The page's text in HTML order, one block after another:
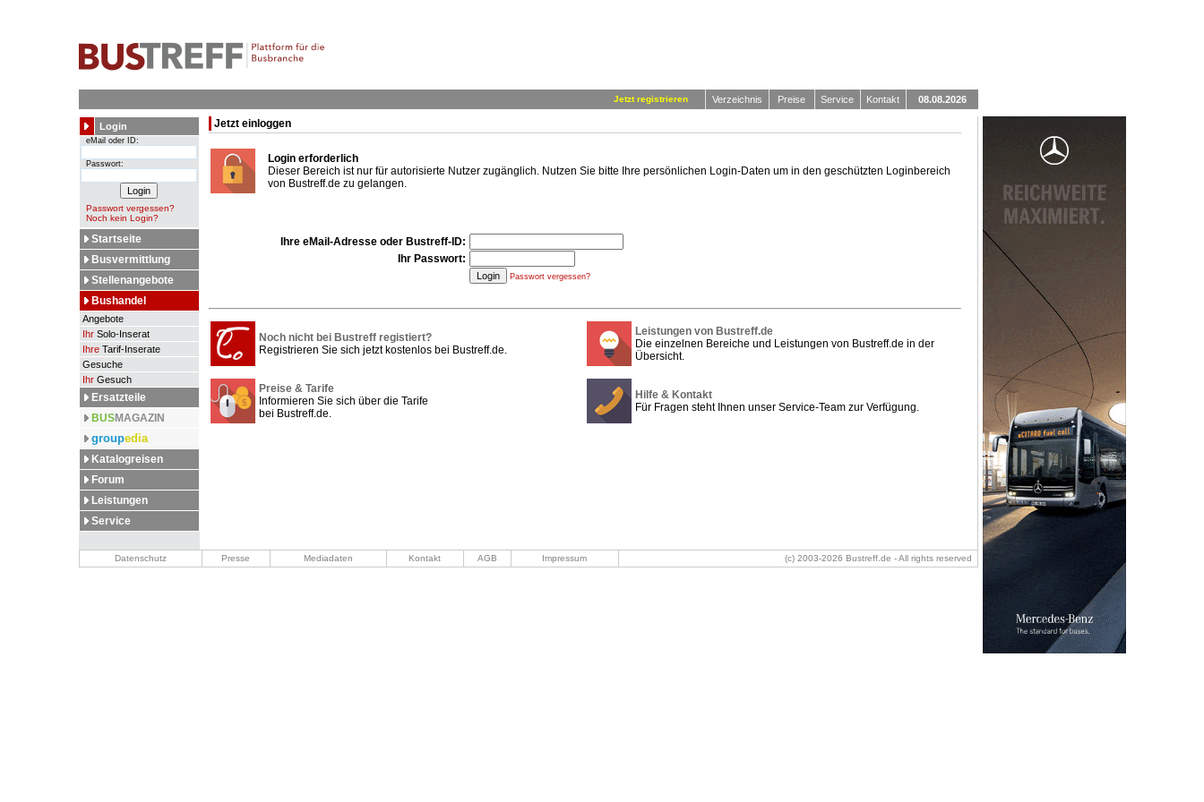
Jetzt registrieren Verzeichnis Preise Service Kontakt 08.08.2026
Login
eMail oder ID:
Passwort:
Passwort vergessen?
Noch kein Login?
Startseite
Busvermittlung
Stellenangebote
Bushandel
Angebote
IhrSolo-Inserat
IhreTarif-Inserate
Gesuche
IhrGesuch
Ersatzteile
BUSMAGAZIN
groupedia
Katalogreisen
Forum
Leistungen
Service
Jetzt einloggen
Login erforderlich
Dieser Bereich ist nur für autorisierte Nutzer zugänglich. Nutzen Sie bitte Ihre persönlichen Login-Daten um in den geschützten Loginbereich
von Bustreff.de zu gelangen.
Ihre eMail-Adresse oder Bustreff-ID:
Ihr Passwort:
Passwort vergessen?
Noch nicht bei Bustreff registiert?
Registrieren Sie sich jetzt kostenlos bei Bustreff.de.
Leistungen von Bustreff.de
Die einzelnen Bereiche und Leistungen von Bustreff.de in der
Übersicht.
Preise & Tarife
Informieren Sie sich über die Tarife
bei Bustreff.de.
Hilfe & Kontakt
Für Fragen steht Ihnen unser Service-Team zur Verfügung.
Datenschutz Presse Mediadaten Kontakt AGB Impressum (c) 2003-2026 Bustreff.de - All rights reserved